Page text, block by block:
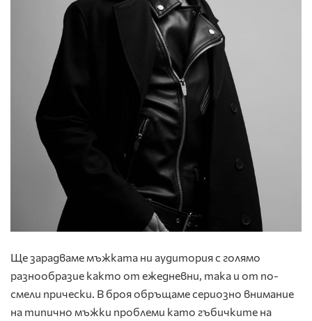
Ще зарадваме мъжката ни аудитория с голямо
разнообразие както от ежедневни, така и от по-
смели прически. В броя обръщаме сериозно внимание
на типично мъжки проблеми като гъбичките на